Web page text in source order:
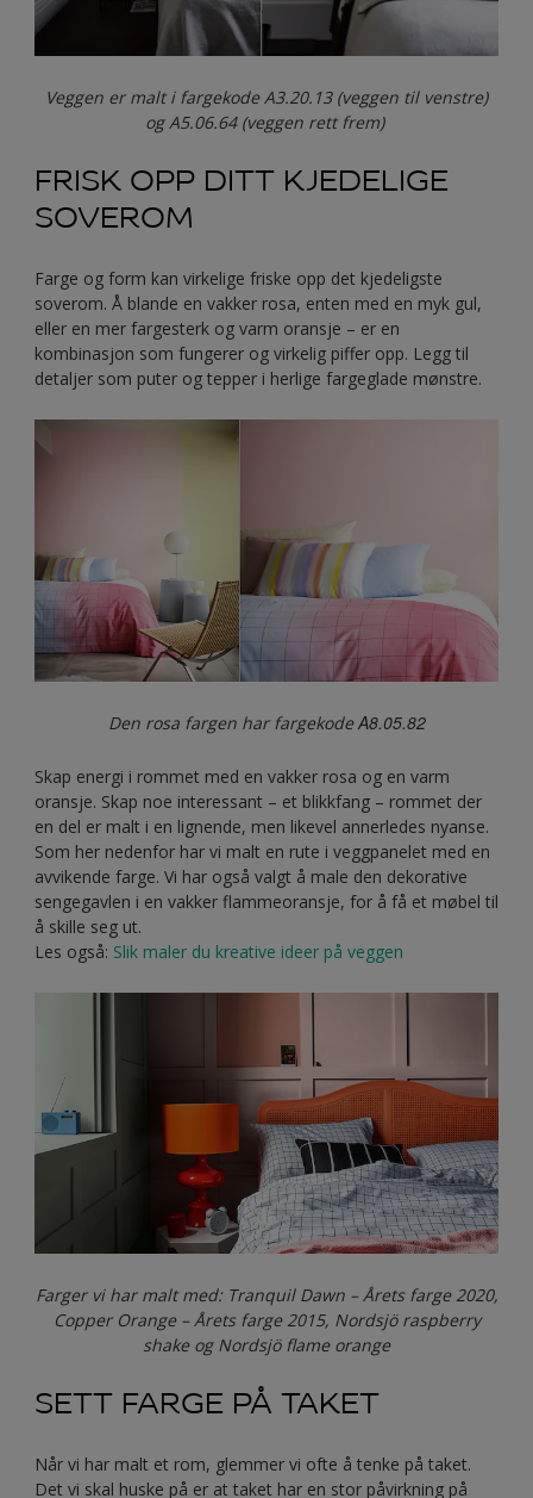
Veggen er malt i fargekode A3.20.13 (veggen til venstre)
og A5.06.64 (veggen rett frem)
FRISK OPP DITT KJEDELIGE
SOVEROM
Farge og form kan virkelige friske opp det kjedeligste
soverom. Å blande en vakker rosa, enten med en myk gul,
eller en mer fargesterk og varm oransje – er en
kombinasjon som fungerer og virkelig piffer opp. Legg til
detaljer som puter og tepper i herlige fargeglade mønstre.
Den rosa fargen har fargekodeA8.05.82
Skap energi i rommet med en vakker rosa og en varm
oransje. Skap noe interessant – et blikkfang – rommet der
en del er malt i en lignende, men likevel annerledes nyanse.
Som her nedenfor har vi malt en rute i veggpanelet med en
avvikende farge. Vi har også valgt å male den dekorative
sengegavlen i en vakker flammeoransje, for å få et møbel til
å skille seg ut.
Les også: Slik maler du kreative ideer på veggen
Farger vi har malt med: Tranquil Dawn – Årets farge 2020,
Copper Orange – Årets farge 2015, Nordsjö raspberry
shake og Nordsjö flame orange
SETT FARGE PÅ TAKET
Når vi har malt et rom, glemmer vi ofte å tenke på taket.
Det vi skal huske på er at taket har en stor påvirkning på